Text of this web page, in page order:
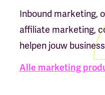
Inbound marketing,
affiliate marketing,
helpen jouw
Alle marketing